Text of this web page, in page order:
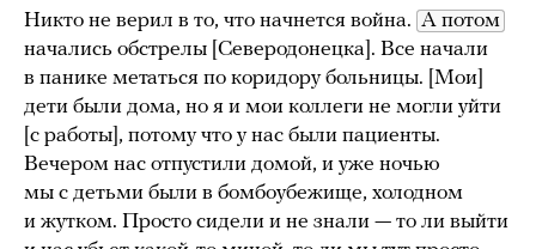
Никто не верил в то, что начнется война. А потом
начались обстрелы [Северодонецка]. Все начали
в панике метаться по коридору больницы. [Мои]
дети были дома, но я и мои коллеги не могли уйти
[с работы], потому что у нас были пациенты.
Вечером нас отпустили домой, и уже ночью
мы с детьми были в бомбоубежище, холодном
и жутком. Просто сидели и не знали — то ли выйти